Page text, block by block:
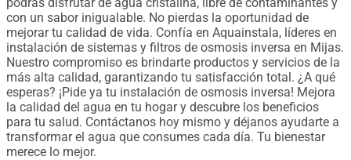
con un sabor inigualable. No pierdas la oportunidad de
mejorar tu calidad de vida. Confía en Aquainstala, líderes en
instalación de sistemas y filtros de osmosis inversa en Mijas.
Nuestro compromiso es brindarte productos y servicios de la
más alta calidad, garantizando tu satisfacción total. ¿A qué
esperas? ¡Pide ya tu instalación de osmosis inversa! Mejora
la calidad del agua en tu hogar y descubre los beneficios
para tu salud. Contáctanos hoy mismo y déjanos ayudarte a
transformar el agua que consumes cada día. Tu bienestar
merece lo mejor.